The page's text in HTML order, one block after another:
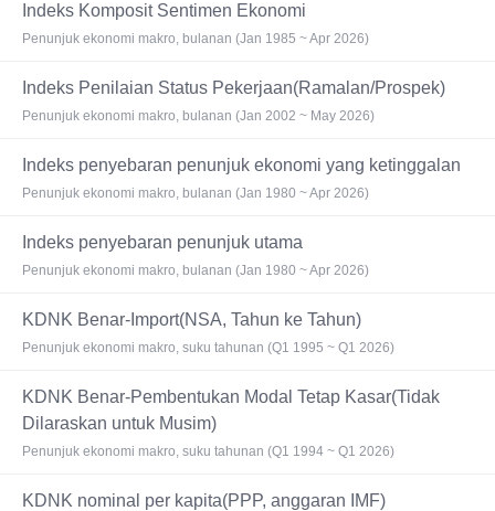
Indeks Komposit Sentimen Ekonomi
Penunjuk ekonomi makro, bulanan (Jan 1985 ~ Apr 2026)
Indeks Penilaian Status Pekerjaan(Ramalan/Prospek)
Penunjuk ekonomi makro, bulanan (Jan 2002 ~ May 2026)
Indeks penyebaran penunjuk ekonomi yang ketinggalan
Penunjuk ekonomi makro, bulanan (Jan 1980 ~ Apr 2026)
Indeks penyebaran penunjuk utama
Penunjuk ekonomi makro, bulanan (Jan 1980 ~ Apr 2026)
KDNK Benar-Import(NSA, Tahun ke Tahun)
Penunjuk ekonomi makro, suku tahunan (Q1 1995 ~ Q1 2026)
KDNK Benar-Pembentukan Modal Tetap Kasar(Tidak
Dilaraskan untuk Musim)
Penunjuk ekonomi makro, suku tahunan (Q1 1994 ~ Q1 2026)
KDNK nominal per kapita(PPP, anggaran IMF)